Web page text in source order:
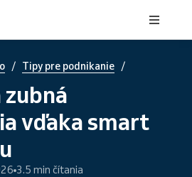
/ Tipy pre podnikanie /
vďaka smart
3.5 min čítania